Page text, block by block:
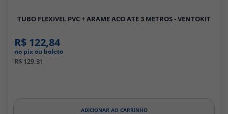
TUBO FLEXIVEL PVC + ARAME ACO ATE 3 METROS - VENTOKIT
R$ 122,84
no pix ou boleto
R$ 129,31
ADICIONAR AO CARRINHO